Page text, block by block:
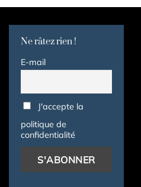
Ne râtez rien !
E-mail
J'accepte la
politique de
confidentialité